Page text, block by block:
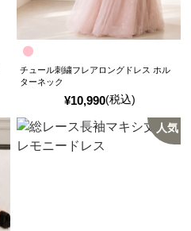
¥10,990(税込)
チュール刺繍フレアロングドレス ホル
ターネック
人気